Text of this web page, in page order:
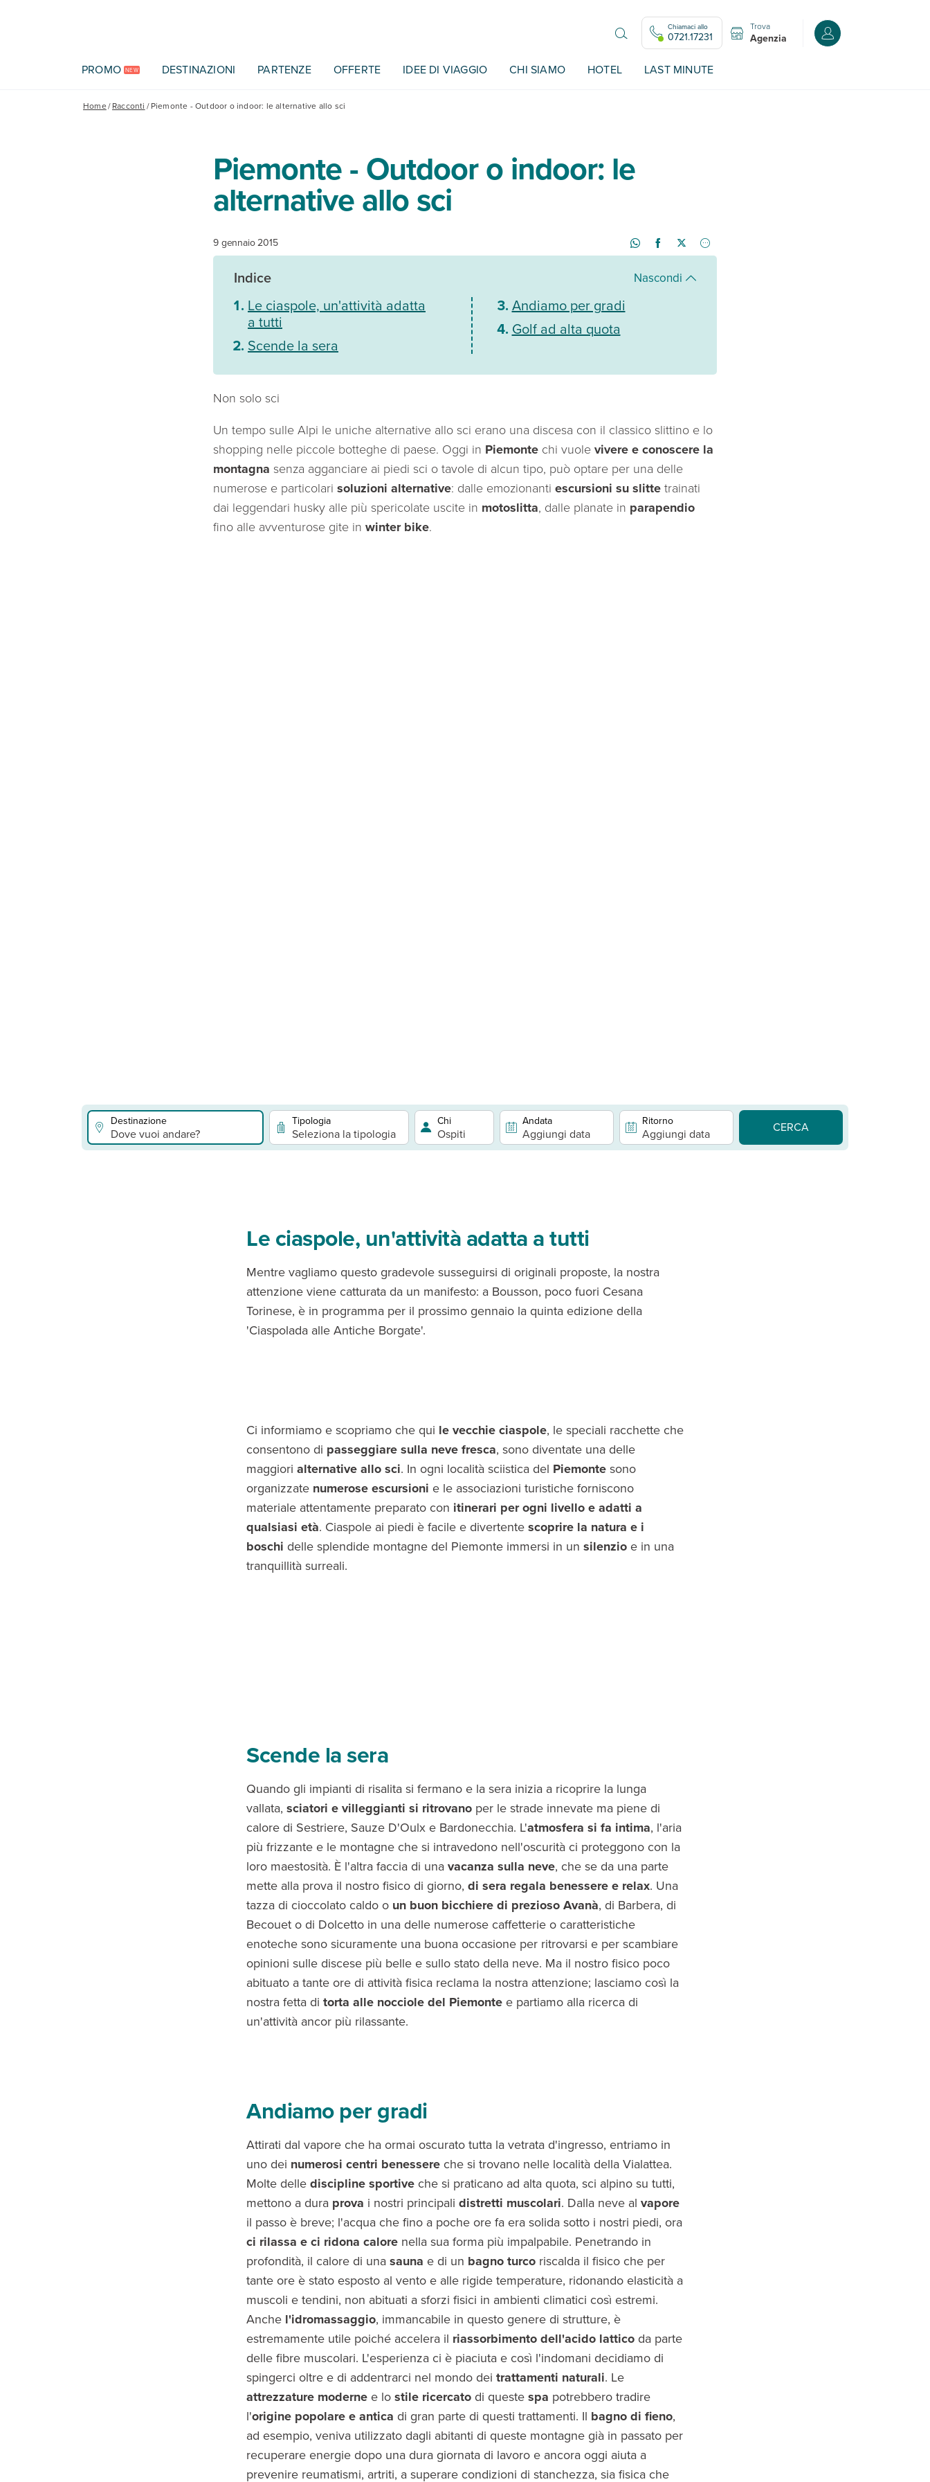
Chiamaci allo
0721.17231
Trova
Agenzia Accedi o registrati
PROMO NEW DESTINAZIONI PARTENZE OFFERTE IDEE DI VIAGGIO CHI SIAMO HOTEL LAST MINUTE
Home/Racconti /Piemonte - Outdoor o indoor: le alternative allo sci
Piemonte - Outdoor o indoor: le
alternative allo sci
9 gennaio 2015
Indice Nascondi
Le ciaspole, un'attività adatta
a tutti
Scende la sera
Andiamo per gradi
Golf ad alta quota
Non solo sci
Un tempo sulle Alpi le uniche alternative allo sci erano una discesa con il classico slittino e lo
shopping nelle piccole botteghe di paese. Oggi in Piemonte chi vuolevivere e conoscere la
montagna senza agganciare ai piedi sci o tavole di alcun tipo, può optare per una delle
numerose e particolari soluzioni alternative: dalle emozionanti escursioni su slittetrainati
dai leggendari husky alle più spericolate uscite in motoslitta, dalle planate in parapendio
fino alle avventurose gite in winter bike.
Destinazione
Dove vuoi andare?
Tipologia
Seleziona la tipologia
Chi
Ospiti
Andata
Aggiungi data
Ritorno
Aggiungi data CERCA
Le ciaspole, un'attività adatta a tutti
Mentre vagliamo questo gradevole susseguirsi di originali proposte, la nostra
attenzione viene catturata da un manifesto: a Bousson, poco fuori Cesana
Torinese, è in programma per il prossimo gennaio la quinta edizione della
'Ciaspolada alle Antiche Borgate'.
Ci informiamo e scopriamo che qui le vecchie ciaspole, le speciali racchette che
consentono di passeggiare sulla neve fresca, sono diventate una delle
maggiori alternative allo sci. In ogni località sciistica del Piemontesono
organizzate numerose escursioni e le associazioni turistiche forniscono
materiale attentamente preparato con itinerari per ogni livello e adatti a
qualsiasi età. Ciaspole ai piedi è facile e divertentescoprire la natura e i
boschi delle splendide montagne del Piemonte immersi in un silenzio e in una
tranquillità surreali.
Scende la sera
Quando gli impianti di risalita si fermano e la sera inizia a ricoprire la lunga
vallata, sciatori e villeggianti si ritrovano per le strade innevate ma piene di
calore di Sestriere, Sauze D'Oulx e Bardonecchia. L'atmosfera si fa intima, l'aria
più frizzante e le montagne che si intravedono nell'oscurità ci proteggono con la
loro maestosità. È l'altra faccia di unavacanza sulla neve, che se da una parte
mette alla prova il nostro fisico di giorno, di sera regala benessere e relax. Una
tazza di cioccolato caldo o un buon bicchiere di prezioso Avanà, di Barbera, di
Becouet o di Dolcetto in una delle numerose caffetterie o caratteristiche
enoteche sono sicuramente una buona occasione per ritrovarsi e per scambiare
opinioni sulle discese più belle e sullo stato della neve. Ma il nostro fisico poco
abituato a tante ore di attività fisica reclama la nostra attenzione; lasciamo così la
nostra fetta di torta alle nocciole del Piemonte e partiamo alla ricerca di
un'attività ancor più rilassante.
Andiamo per gradi
Attirati dal vapore che ha ormai oscurato tutta la vetrata d'ingresso, entriamo in
uno dei numerosi centri benessere che si trovano nelle località della Vialattea.
Molte dellediscipline sportive che si praticano ad alta quota, sci alpino su tutti,
mettono a dura prova i nostri principali distretti muscolari. Dalla neve al vapore
il passo è breve; l'acqua che fino a poche ore fa era solida sotto i nostri piedi, ora
ci rilassa e ci ridona calore nella sua forma più impalpabile. Penetrando in
profondità, il calore di unasauna e di un bagno turco riscalda il fisico che per
tante ore è stato esposto al vento e alle rigide temperature, ridonando elasticità a
muscoli e tendini, non abituati a sforzi fisici in ambienti climatici così estremi.
Anche l'idromassaggio, immancabile in questo genere di strutture, è
estremamente utile poiché accelera il riassorbimento dell'acido lattico da parte
delle fibre muscolari. L'esperienza ci è piaciuta e così l'indomani decidiamo di
spingerci oltre e di addentrarci nel mondo dei trattamenti naturali. Le
attrezzature moderne e lostile ricercato di questespa potrebbero tradire
l'origine popolare e antica di gran parte di questi trattamenti. Il bagno di fieno,
ad esempio, veniva utilizzato dagli abitanti di queste montagne già in passato per
recuperare energie dopo una dura giornata di lavoro e ancora oggi aiuta a
prevenire reumatismi, artriti, a superare condizioni di stanchezza, sia fisica che